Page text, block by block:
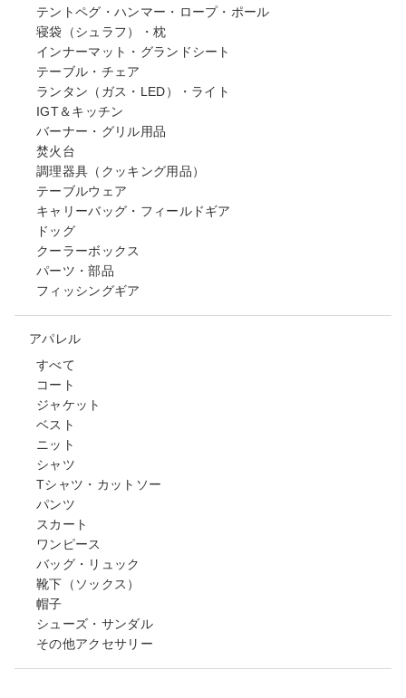
テントペグ・ハンマー・ロープ・ポール
寝袋（シュラフ）・枕
インナーマット・グランドシート
テーブル・チェア
ランタン（ガス・LED）・ライト
IGT＆キッチン
バーナー・グリル用品
焚火台
調理器具（クッキング用品）
テーブルウェア
キャリーバッグ・フィールドギア
ドッグ
クーラーボックス
パーツ・部品
フィッシングギア
アパレル
すべて
コート
ジャケット
ベスト
ニット
シャツ
Tシャツ・カットソー
パンツ
スカート
ワンピース
バッグ・リュック
靴下（ソックス）
帽子
シューズ・サンダル
その他アクセサリー